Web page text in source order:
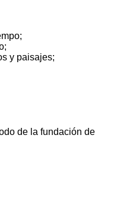
y paisajes;
de la fundación de